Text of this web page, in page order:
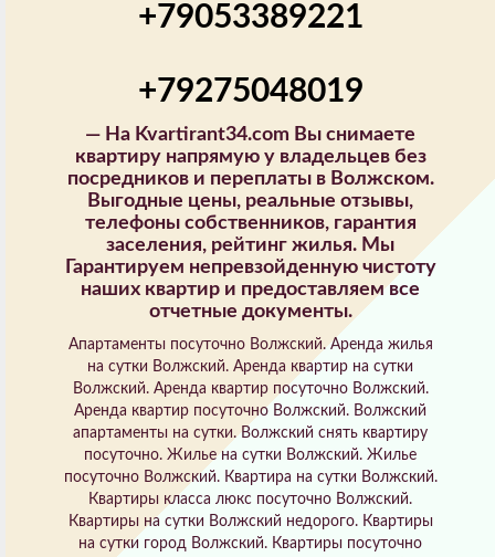
+79053389221
+79275048019
— На Kvartirant34.com Вы снимаете
квартиру напрямую у владельцев без
посредников и переплаты в Волжском.
Выгодные цены, реальные отзывы,
телефоны собственников, гарантия
заселения, рейтинг жилья. Мы
Гарантируем непревзойденную чистоту
наших квартир и предоставляем все
отчетные документы.
Апартаменты посуточно Волжский. Аренда жилья
на сутки Волжский. Аренда квартир на сутки
Волжский. Аренда квартир посуточно Волжский.
Аренда квартир посуточно Волжский. Волжский
апартаменты на сутки. Волжский снять квартиру
посуточно. Жилье на сутки Волжский. Жилье
посуточно Волжский. Квартира на сутки Волжский.
Квартиры класса люкс посуточно Волжский.
Квартиры на сутки Волжский недорого. Квартиры
на сутки город Волжский. Квартиры посуточно